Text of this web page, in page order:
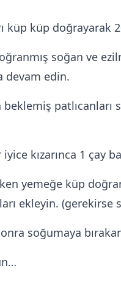
küp küp doğrayarak
soğan ve
devam edin.
patlıcanları
iyice kızarınca 1 çay
yemeğe küp
ekleyin. (gerekirse
soğumaya